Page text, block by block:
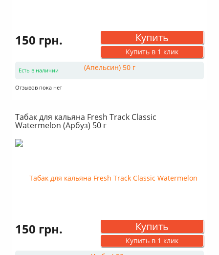
150 грн. Купить
Купить в 1 клик
Есть в наличии
Отзывов пока нет
Табак для кальяна Fresh Track Classic
Watermelon (Арбуз) 50 г
150 грн. Купить
Купить в 1 клик